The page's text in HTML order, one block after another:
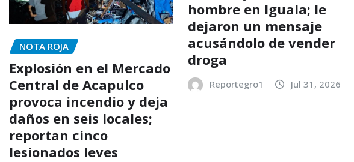
NOTA ROJA
Explosión en el Mercado
Central de Acapulco
provoca incendio y deja
daños en seis locales;
reportan cinco
lesionados leves
hombre en Iguala; le
dejaron un mensaje
acusándolo de vender
droga
Reportegro1 Jul 31, 2026